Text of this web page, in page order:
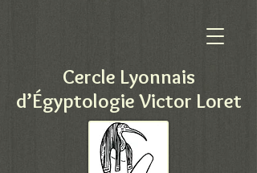
Cercle Lyonnais
d’Égyptologie Victor Loret